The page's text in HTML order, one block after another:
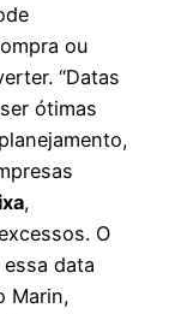
ou
“Datas
ótimas
,
O
data
Marin,